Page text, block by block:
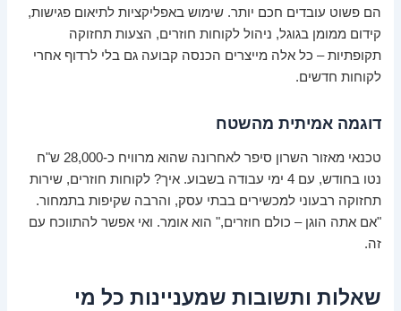
הם פשוט עובדים חכם יותר. שימוש באפליקציות לתיאום פגישות,
קידום ממומן בגוגל, ניהול לקוחות חוזרים, הצעות תחזוקה
תקופתיות – כל אלה מייצרים הכנסה קבועה גם בלי לרדוף אחרי
לקוחות חדשים.
דוגמה אמיתית מהשטח
טכנאי מאזור השרון סיפר לאחרונה שהוא מרוויח כ-28,000 ש"ח
נטו בחודש, עם 4 ימי עבודה בשבוע. איך? לקוחות חוזרים, שירות
תחזוקה רבעוני למכשירים בבתי עסק, והרבה שקיפות בתמחור.
"אם אתה הוגן – כולם חוזרים," הוא אומר. ואי אפשר להתווכח עם
זה.
שאלות ותשובות שמעניינות כל מי